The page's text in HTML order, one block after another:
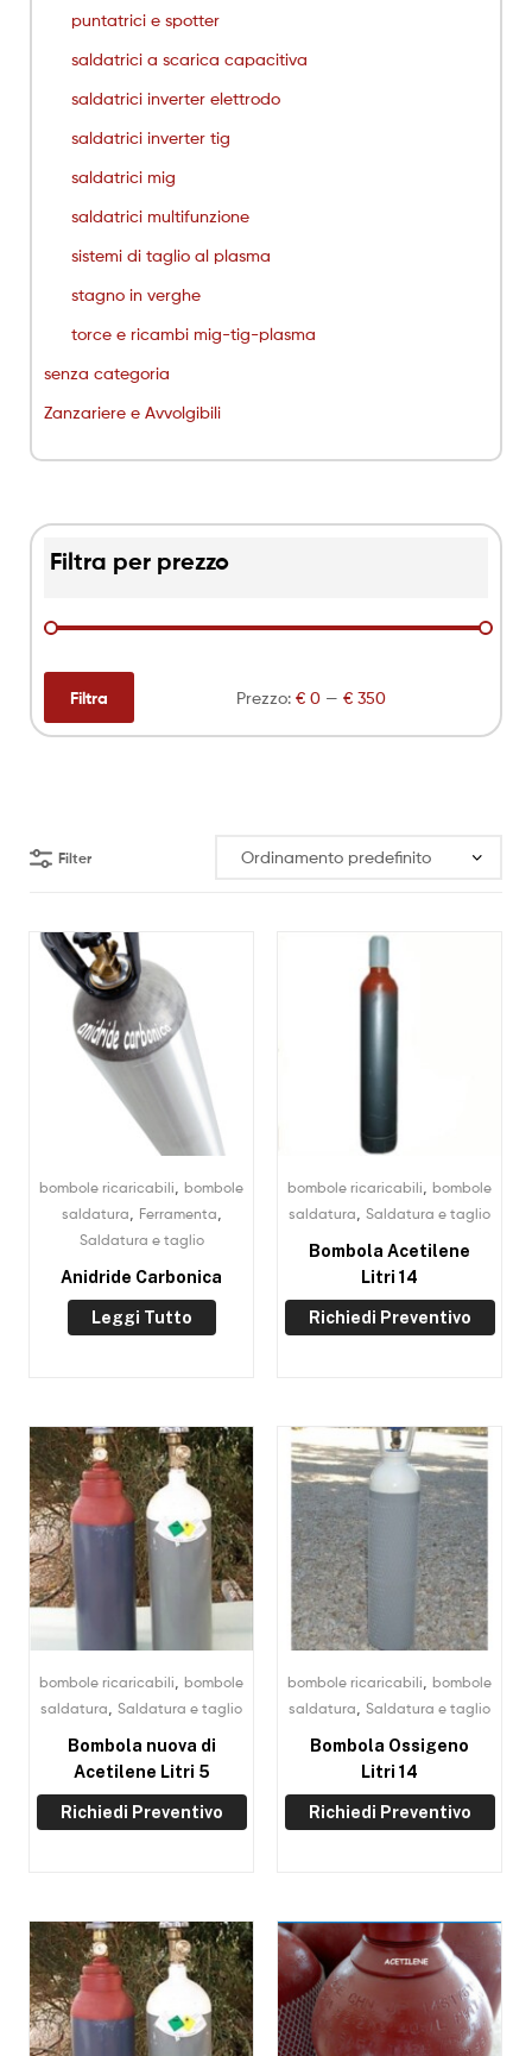
puntatrici e spotter
saldatrici a scarica capacitiva
saldatrici inverter elettrodo
saldatrici inverter tig
saldatrici mig
saldatrici multifunzione
sistemi di taglio al plasma
stagno in verghe
torce e ricambi mig-tig-plasma
senza categoria
Zanzariere e Avvolgibili
Filtra per prezzo
Filtra Prezzo: € 0— € 350
Filter
bombole ricaricabili bombole
saldatura
Ferramenta
Saldatura e taglio
Anidride Carbonica
Leggi Tutto
bombole ricaricabili bombole
saldatura Saldatura e taglio
Bombola Acetilene
Litri 14
Richiedi Preventivo
bombole ricaricabili bombole
saldatura Saldatura e taglio
Bombola nuova di
Acetilene Litri 5
Richiedi Preventivo
bombole ricaricabili bombole
saldatura Saldatura e taglio
Bombola Ossigeno
Litri 14
Richiedi Preventivo